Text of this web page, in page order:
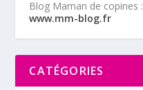
Blog Maman de copines :
www.mm-blog.fr
CATÉGORIES